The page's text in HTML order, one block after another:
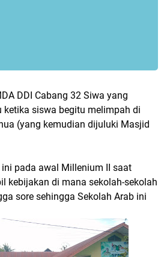
DDI Cabang 32 Siwa yang
ketika siswa begitu melimpah di
(yang kemudian dijuluki Masjid
pada awal Millenium II saat
kebijakan di mana sekolah-sekolah
sore sehingga Sekolah Arab ini